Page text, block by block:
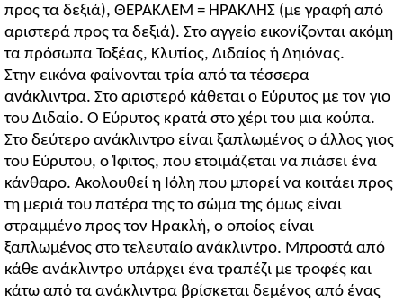
προς τα δεξιά), ΘΕΡΑΚΛΕΜ = ΗΡΑΚΛΗΣ (με γραφή από
αριστερά προς τα δεξιά). Στο αγγείο εικονίζονται ακόμη
τα πρόσωπα Τοξέας, Κλυτίος, Διδαίος ή Δηιόνας.
Στην εικόνα φαίνονται τρία από τα τέσσερα
ανάκλιντρα. Στο αριστερό κάθεται ο Εύρυτος με τον γιο
του Διδαίο. Ο Εύρυτος κρατά στο χέρι του μια κούπα.
Στο δεύτερο ανάκλιντρο είναι ξαπλωμένος ο άλλος γιος
του Εύρυτου, ο Ίφιτος, που ετοιμάζεται να πιάσει ένα
κάνθαρο. Ακολουθεί η Ιόλη που μπορεί να κοιτάει προς
τη μεριά του πατέρα της το σώμα της όμως είναι
στραμμένο προς τον Ηρακλή, ο οποίος είναι
ξαπλωμένος στο τελευταίο ανάκλιντρο. Μπροστά από
κάθε ανάκλιντρο υπάρχει ένα τραπέζι με τροφές και
κάτω από τα ανάκλιντρα βρίσκεται δεμένος από ένας